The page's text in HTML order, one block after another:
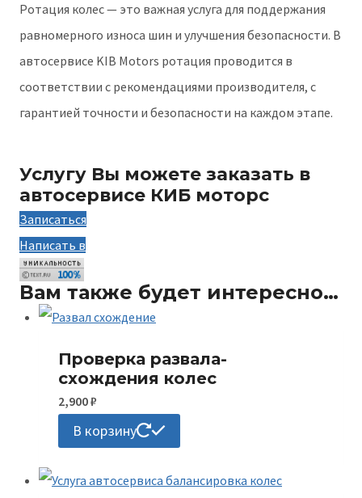
Ротация колес — это важная услуга для поддержания
равномерного износа шин и улучшения безопасности. В
автосервисе KIB Motors ротация проводится в
соответствии с рекомендациями производителя, с
гарантией точности и безопасности на каждом этапе.
Услугу Вы можете заказать в
автосервисе КИБ моторс
Записаться
Написать в
Вам также будет интересно…
Проверка развала-
схождения колес
2,900₽
В корзину